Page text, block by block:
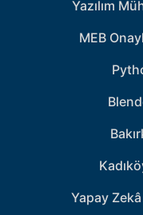
Yazılım
MEB
Yapay